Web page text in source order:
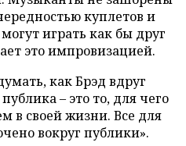
куплетов и
играть как бы друг
это импровизацией.
как Брэд вдруг
– это то, для чего
в своей жизни. Все для
вокруг публики».